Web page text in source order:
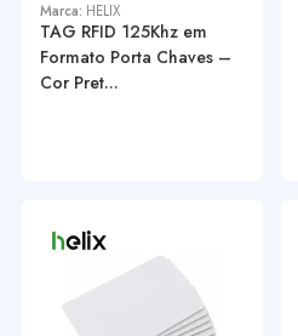
Marca: HELIX
TAG RFID 125Khz em
Formato Porta Chaves –
Cor Pret...